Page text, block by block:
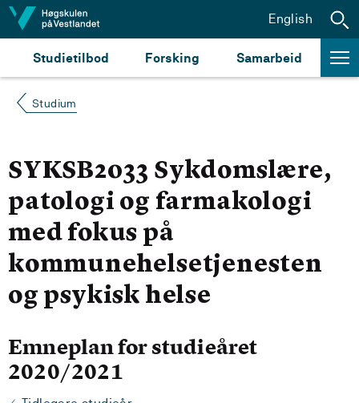
Hopp til innhald
Studietilbod Forsking Samarbeid
English
Studium
SYKSB2033 Sykdomslære,
patologi og farmakologi
med fokus på
kommunehelsetjenesten
og psykisk helse
Emneplan for studieåret
2020/2021